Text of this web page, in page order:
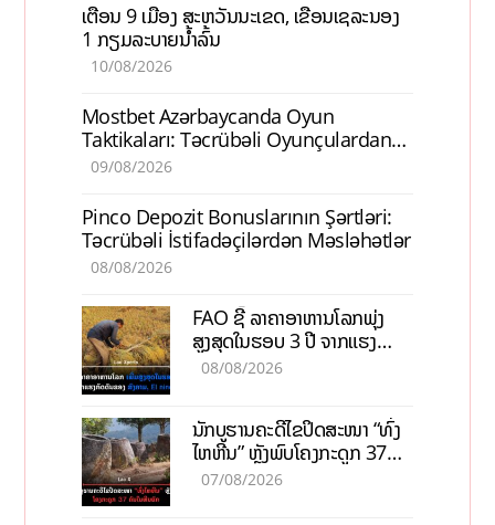
ເຕືອນ 9 ເມືອງ ສະຫວັນນະເຂດ, ເຂື່ອນເຊລະນອງ
1 ກຽມລະບາຍນ້ຳລົ້ນ
10/08/2026
Mostbet Azərbaycanda Oyun
Taktikaları: Təcrübəli Oyunçulardan
İpuçları
09/08/2026
Pinco Depozit Bonuslarının Şərtləri:
Təcrübəli İstifadəçilərdən Məsləhətlər
08/08/2026
FAO ຊີ້ ລາຄາອາຫານໂລກພຸ່ງ
ສູງສຸດໃນຮອບ 3 ປີ ຈາກແຮງ
ກົດດັນຂອງສົງຄາມ, El nino
08/08/2026
ນັກບູຮານຄະດີໄຂປິດສະໜາ “ທົ່ງ
ໄຫຫີນ” ຫຼັງພົບໂຄງກະດູກ 37
ຄົນໃນຫີນຍັກ
07/08/2026